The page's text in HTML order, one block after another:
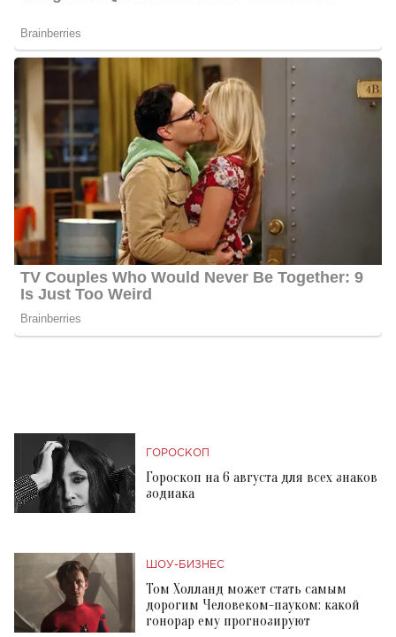
ГОРОСКОП
Гороскоп на 6 августа для всех знаков
зодиака
ШОУ-БИЗНЕС
Том Холланд может стать самым
дорогим Человеком-пауком: какой
гонорар ему прогнозируют